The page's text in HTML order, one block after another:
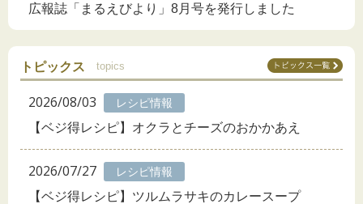
広報誌「まるえびより」8月号を発行しました
トピックス topics
2026/08/03 レシピ情報
【ベジ得レシピ】オクラとチーズのおかかあえ
2026/07/27 レシピ情報
【ベジ得レシピ】ツルムラサキのカレースープ